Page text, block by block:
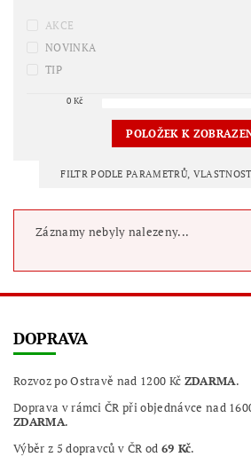
AKCE
NOVINKA
TIP
0 Kč
POLOŽEK K
FILTR PODLE PARAMETRŮ,
Záznamy nebyly nalezeny...
DOPRAVA
Rozvoz po Ostravě nad 1200 Kč ZDARMA.
Doprava v rámci ČR při objednávce nad
ZDARMA.
Výběr z 5 dopravců v ČR od 69 Kč.